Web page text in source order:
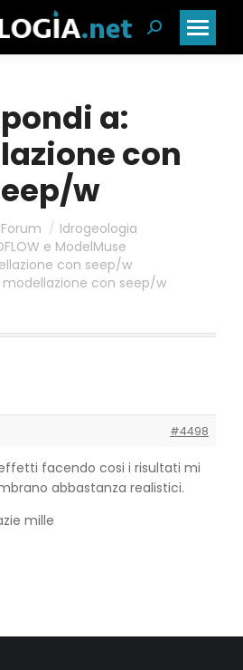
Cerca:
a:
con
w
Forum
Idrogeologia
e ModelMuse
con seep/w
modellazione con seep/w
#4498
facendo cosi i risultati mi
abbastanza realistici.
mille